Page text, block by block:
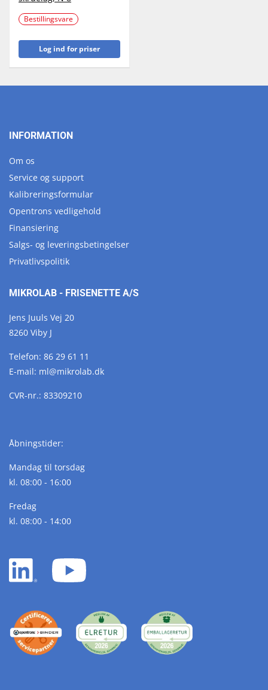
Bestillingsvare
Log ind for priser
INFORMATION
Om os
Service og support
Kalibreringsformular
Opentrons vedligehold
Finansiering
Salgs- og leveringsbetingelser
Privatlivspolitik
MIKROLAB - FRISENETTE A/S
Jens Juuls Vej 20
8260 Viby J
Telefon: 86 29 61 11
E-mail: ml@mikrolab.dk
CVR-nr.: 83309210
Åbningstider:
Mandag til torsdag
kl. 08:00 - 16:00
Fredag
kl. 08:00 - 14:00
LinkedIn
white
YouTube
white